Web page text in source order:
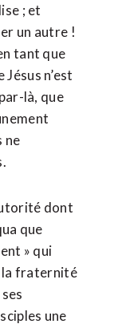
; et
un autre !
tant que
n’est
là, que
ne
dont
que
» qui
la fraternité
une